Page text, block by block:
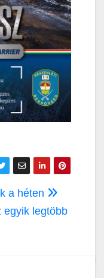
a héten
egyik legtöbb